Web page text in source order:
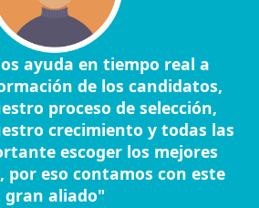
ayuda en tiempo real a
de los candidatos,
proceso de selección,
crecimiento y todas las
escoger los mejores
por eso contamos con este
gran aliado"